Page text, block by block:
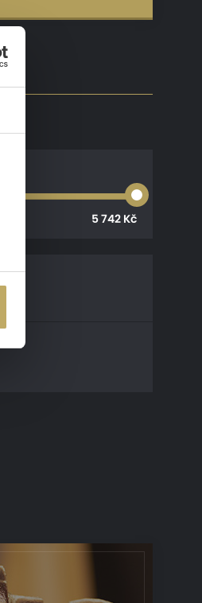
5 742 Kč